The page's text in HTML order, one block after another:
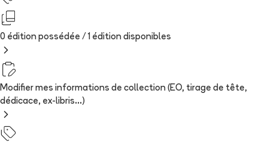
0 édition possédée / 1 édition disponibles
Modifier mes informations de collection (EO, tirage de tête,
dédicace, ex-libris...)